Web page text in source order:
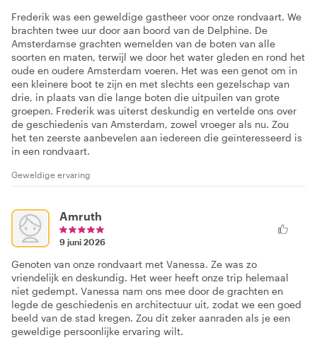
Frederik was een geweldige gastheer voor onze rondvaart. We
brachten twee uur door aan boord van de Delphine. De
Amsterdamse grachten wemelden van de boten van alle
soorten en maten, terwijl we door het water gleden en rond het
oude en oudere Amsterdam voeren. Het was een genot om in
een kleinere boot te zijn en met slechts een gezelschap van
drie, in plaats van die lange boten die uitpuilen van grote
groepen. Frederik was uiterst deskundig en vertelde ons over
de geschiedenis van Amsterdam, zowel vroeger als nu. Zou
het ten zeerste aanbevelen aan iedereen die geïnteresseerd is
in een rondvaart.
Geweldige ervaring
Amruth
9 juni 2026
Genoten van onze rondvaart met Vanessa. Ze was zo
vriendelijk en deskundig. Het weer heeft onze trip helemaal
niet gedempt. Vanessa nam ons mee door de grachten en
legde de geschiedenis en architectuur uit, zodat we een goed
beeld van de stad kregen. Zou dit zeker aanraden als je een
geweldige persoonlijke ervaring wilt.